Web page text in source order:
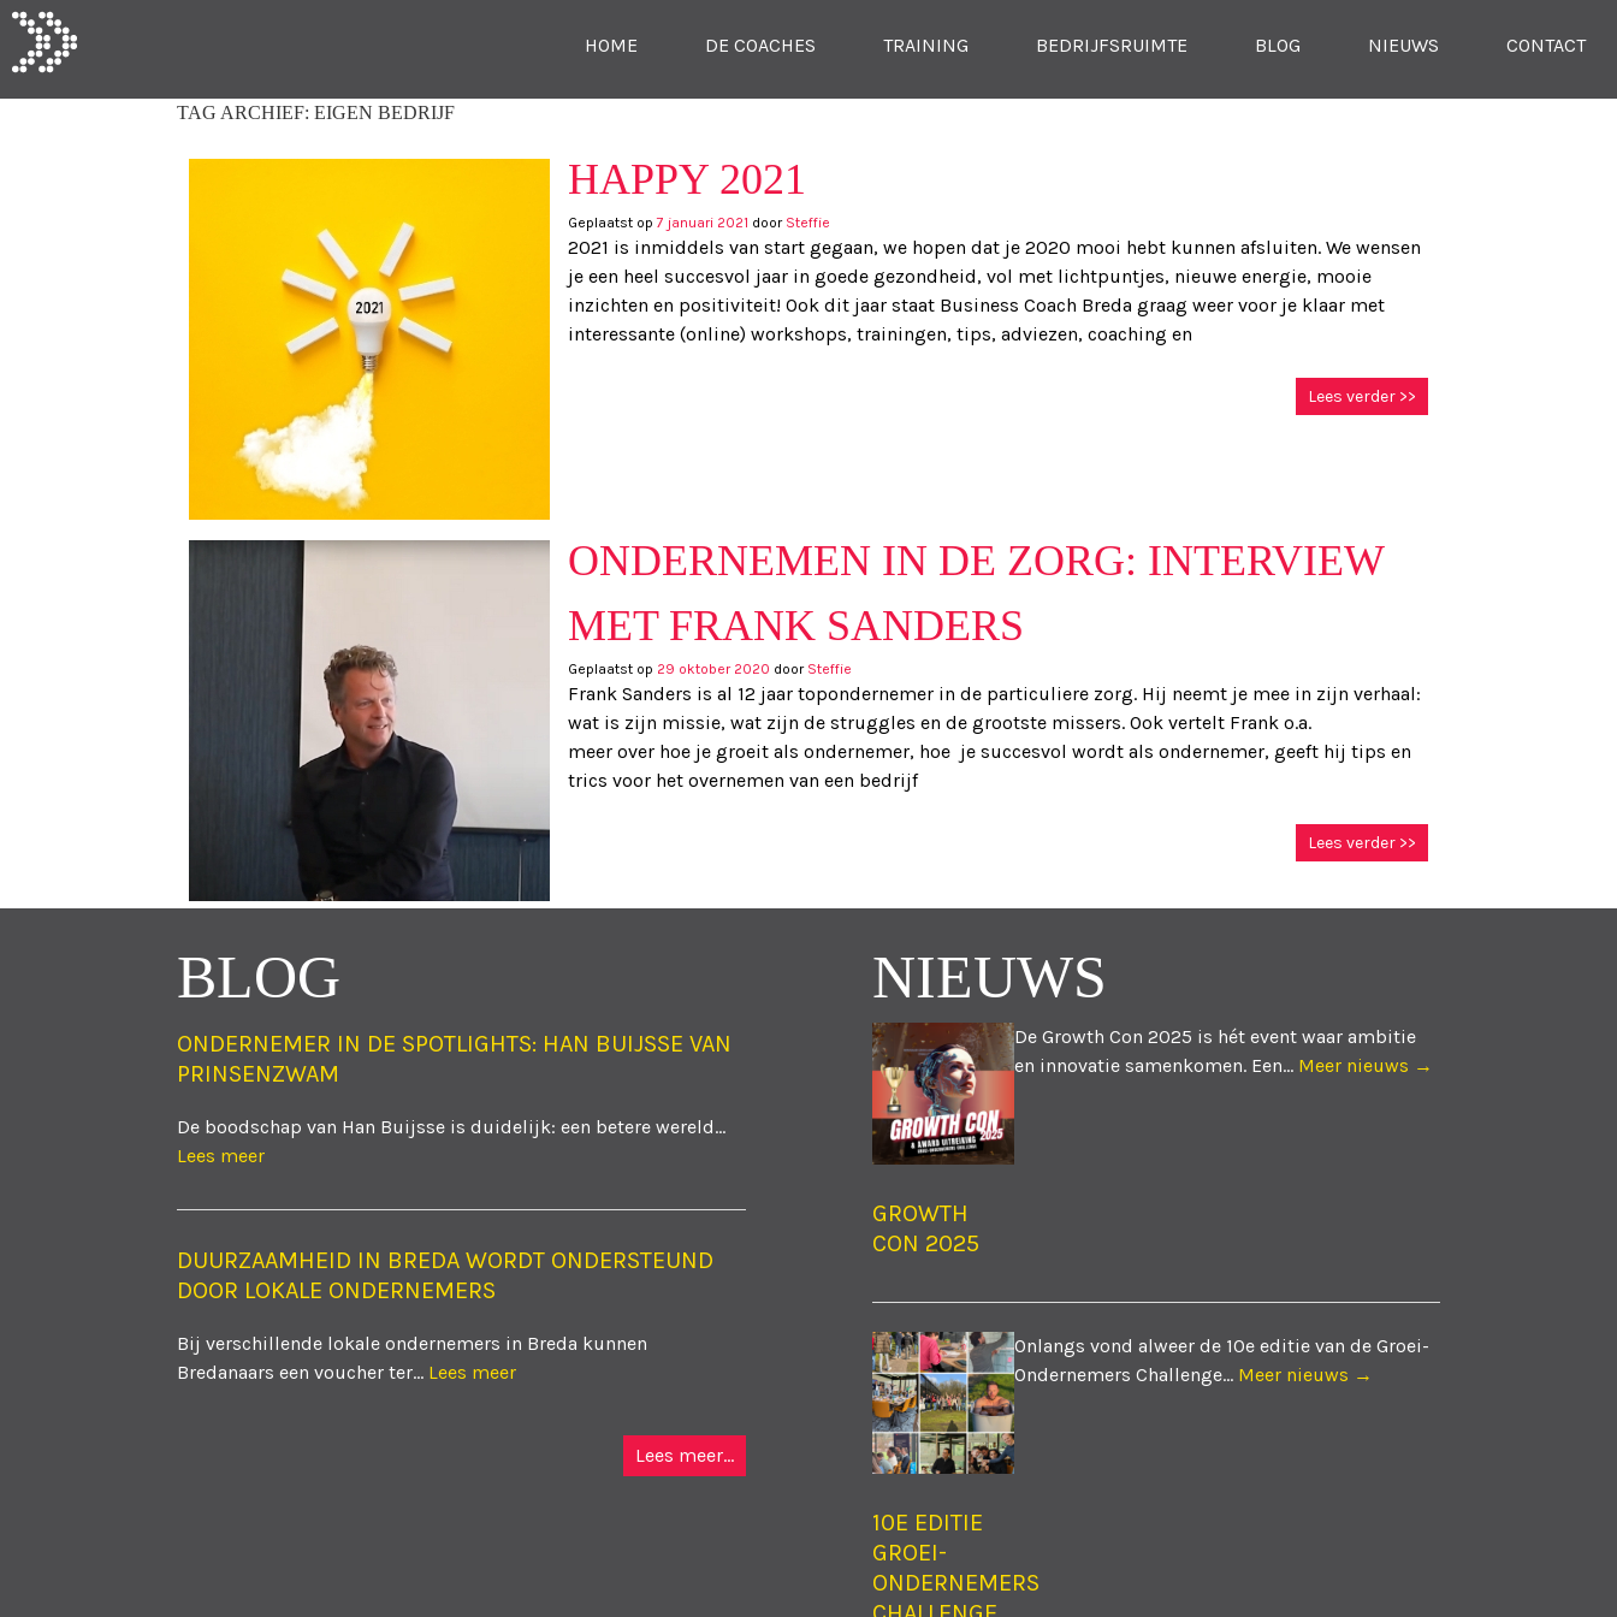
MENU
SKIP NAAR CONTENT
HOME DE COACHES TRAINING BEDRIJFSRUIMTE BLOG NIEUWS CONTACT
TAG ARCHIEF: EIGEN BEDRIJF
HAPPY 2021
Geplaatst op7 januari 2021 door Steffie
2021 is inmiddels van start gegaan, we hopen dat je 2020 mooi hebt kunnen afsluiten. We wensen
je een heel succesvol jaar in goede gezondheid, vol met lichtpuntjes, nieuwe energie, mooie
inzichten en positiviteit! Ook dit jaar staat Business Coach Breda graag weer voor je klaar met
interessante (online) workshops, trainingen, tips, adviezen, coaching en
Lees verder >>
ONDERNEMEN IN DE ZORG: INTERVIEW
MET FRANK SANDERS
Geplaatst op 29 oktober 2020 door Steffie
Frank Sanders is al 12 jaar topondernemer in de particuliere zorg. Hij neemt je mee in zijn verhaal:
wat is zijn missie, wat zijn de struggles en de grootste missers. Ook vertelt Frank o.a.
meer over hoe je groeit als ondernemer, hoe je succesvol wordt als ondernemer, geeft hij tips en
trics voor het overnemen van een bedrijf
Lees verder >>
BLOG
ONDERNEMER IN DE SPOTLIGHTS: HAN BUIJSSE VAN
PRINSENZWAM
De boodschap van Han Buijsse is duidelijk: een betere wereld...
Lees meer
DUURZAAMHEID IN BREDA WORDT ONDERSTEUND
DOOR LOKALE ONDERNEMERS
Bij verschillende lokale ondernemers in Breda kunnen
Bredanaars een voucher ter... Lees meer
Lees meer...
NIEUWS
GROWTH
CON 2025
De Growth Con 2025 is hét event waar ambitie
en innovatie samenkomen. Een... Meer nieuws →
10E EDITIE
GROEI-
ONDERNEMERS
Onlangs vond alweer de 10e editie van de Groei-
Ondernemers Challenge... Meer nieuws →